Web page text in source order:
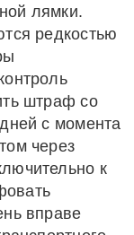
лямки.
редкостью
штраф со
с момента
через
к
вправе